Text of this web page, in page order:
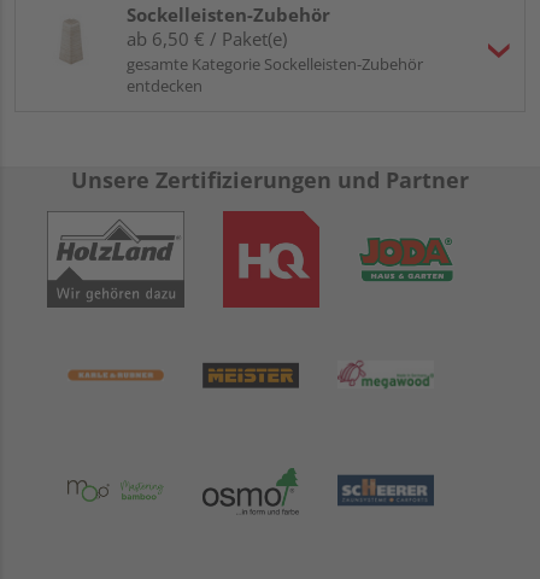
Sockelleisten-Zubehör
ab 6,50 € / Paket(e)
gesamte Kategorie Sockelleisten-Zubehör
entdecken
Unsere Zertifizierungen und Partner